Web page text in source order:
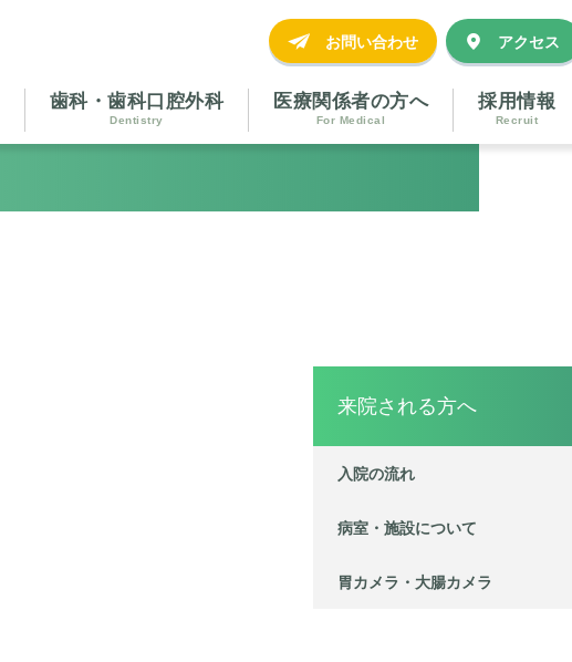
お問い合わせ アクセス
歯科・歯科口腔外科
Dentistry
医療関係者の方へ
For Medical
採用情報
Recruit
来院される方へ
入院の流れ
病室・施設について
胃カメラ・大腸カメラ